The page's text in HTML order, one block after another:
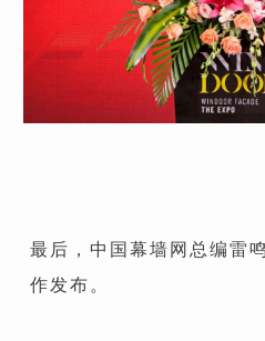
最 后， 中国幕墙网总编雷
作发布。